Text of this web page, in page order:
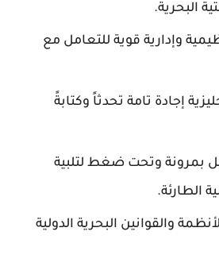
البحرية.
وإدارية قوية للتعامل مع
إجادة تامة تحدثاً وكتابةً
بمرونة وتحت ضغط لتلبية
الطارئة.
والقوانين البحرية الدولية